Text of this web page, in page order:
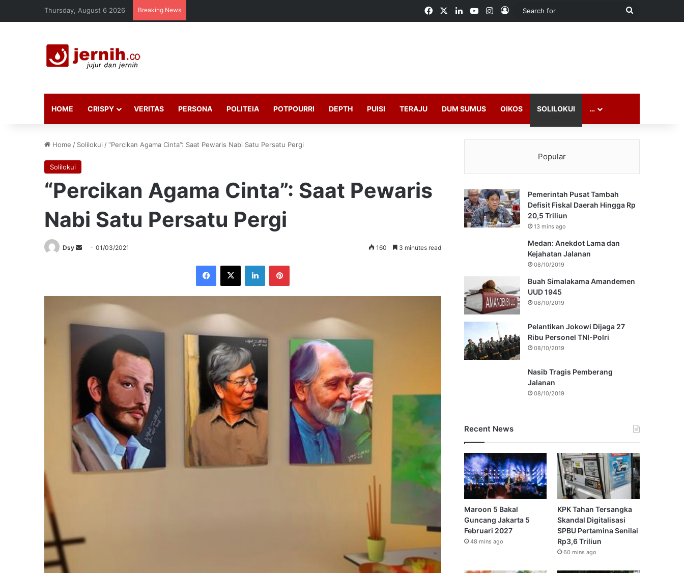
Thursday, August 6 2026 Breaking News FacebookLinkedInYouTubeInstagram
Log In
Search
HOME CRISPY VERITAS PERSONA POLITEIA POTPOURRI DEPTH PUISI TERAJU DUM SUMUS OIKOS SOLILOKUI …
Home / Solilokui /“Percikan Agama Cinta”: Saat Pewaris Nabi Satu Persatu Pergi
Solilokui
“Percikan Agama Cinta”: Saat Pewaris
Nabi Satu Persatu Pergi
Dsy
Send01/03/2021 160 3 minutes read
Facebook
X LinkedInPinterest
Popular
Pemerintah Pusat Tambah
Defisit Fiskal Daerah Hingga Rp
20,5 Triliun
13 mins ago
Medan: Anekdot Lama dan
Kejahatan Jalanan
08/10/2019
Buah Simalakama Amandemen
UUD 1945
08/10/2019
Pelantikan Jokowi Dijaga 27
Ribu Personel TNI-Polri
08/10/2019
Nasib Tragis Pemberang
Jalanan
08/10/2019
Recent News
Maroon 5 Bakal
Guncang Jakarta 5
Februari 2027
48 mins ago
KPK Tahan Tersangka
Skandal Digitalisasi
SPBU Pertamina Senilai
Rp3,6 Triliun
60 mins ago